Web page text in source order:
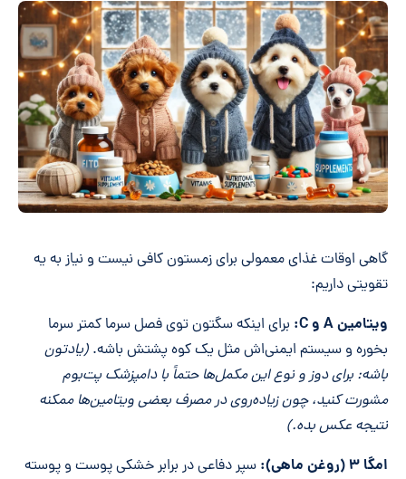
گاهی اوقات غذای معمولی برای زمستون کافی نیست و نیاز به یه
تقویتی داریم:
ویتامین A و C:
برای اینکه سگتون توی فصل سرما کمتر سرما
بخوره و سیستم ایمنی‌اش مثل یک کوه پشتش باشه. (یادتون
باشه: برای دوز و نوع این مکمل‌ها حتماً با دامپزشک پت‌بوم
مشورت کنید، چون زیاده‌روی در مصرف بعضی ویتامین‌ها ممکنه
نتیجه عکس بده.)
امگا ۳ (روغن ماهی):
سپر دفاعی در برابر خشکی پوست و پوسته